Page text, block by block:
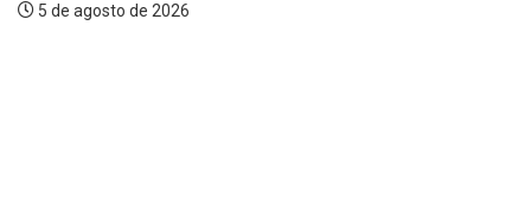
5 de agosto de 2026